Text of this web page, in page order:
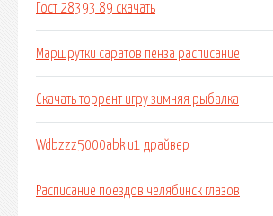
Гост 28393 89 скачать
Маршрутки саратов пенза расписание
Скачать торрент игру зимняя рыбалка
Wdbzzz5000abk u1 драйвер
Расписание поездов челябинск глазов